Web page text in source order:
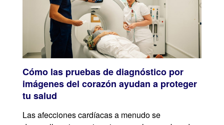
Cómo las pruebas de diagnóstico por
imágenes del corazón ayudan a proteger
tu salud
Las afecciones cardíacas a menudo se